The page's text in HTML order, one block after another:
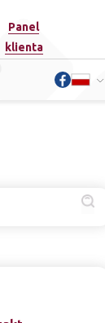
Panel
klienta